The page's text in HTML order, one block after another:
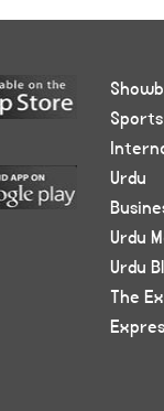
Urdu
Urdu
Urdu
The